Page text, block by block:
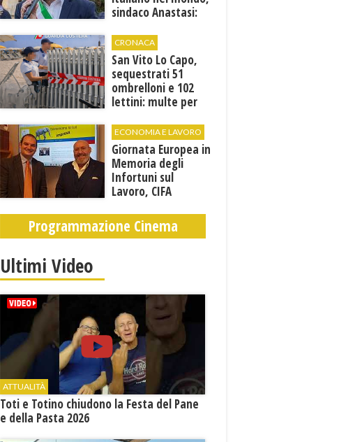
sindaco Anastasi:
Marcinelle parla al
presente”
CRONACA
San Vito Lo Capo,
sequestrati 51
ombrelloni e 102
lettini: multe per
ECONOMIA E LAVORO
Giornata Europea in
Memoria degli
Infortuni sul
Lavoro, CIFA
memoria deve
tradursi in
Programmazione Cinema
Ultimi Video
ATTUALITÀ
Toti e Totino chiudono la Festa del Pane
e della Pasta 2026